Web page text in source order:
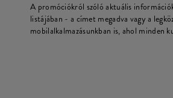
A promóciókról szóló aktuális
listájában - a címet megadva vagy a
mobilalkalmazásunkban is, ahol minden